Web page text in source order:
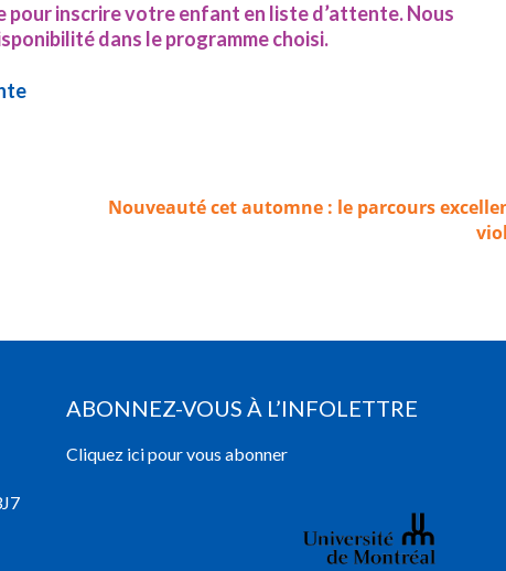
inscrire votre enfant en liste d’attente. Nous
dans le programme choisi.
Nouveauté cet automne : le parcours
ABONNEZ-VOUS À L’INFOLETTRE
Cliquez ici pour vous abonner